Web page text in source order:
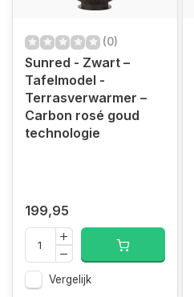
(0)
Sunred - Zwart –
Tafelmodel -
Terrasverwarmer –
Carbon rosé goud
technologie
199,95
Vergelijk